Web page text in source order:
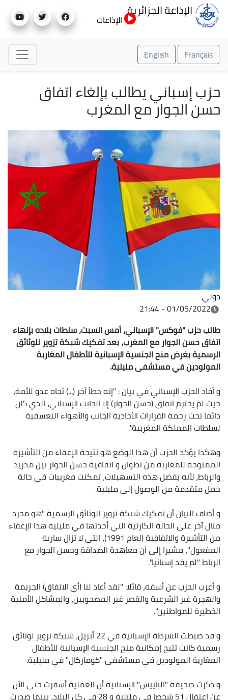
إلى
الإذاعة الجزائرية
الإذاعات
Français
English
حزب إسباني يطالب بإلغاء اتفاق
حسن الجوار مع المغرب
دولي
01/05/2022 - 21:44
طالب حزب "فوكس" الإسباني، أمس السبت، سلطات بلاده بإنهاء
اتفاق حسن الجوار مع المغرب، بعد تفكيك شبكة تزوير للوثائق
الرسمية بغرض منح الجنسية الإسبانية للأطفال المغاربة
المولودين في مستشفى مليلية.
و أفاد الحزب الإسباني في بيان : "إنه خطأ آخر (...) تجاه عدو للأمة،
حيث لم يحترم اتفاق (حسن الجوار) إلا الجانب الإسباني، الذي كان
دائما تحت رحمة القرارات الأحادية الجانب والأهواء التعسفية
لسلطات المملكة المغربية".
وهكذا يؤكد الحزب أن هذا الوضع هو نتيجة الإعفاء من التأشيرة
الممنوحة للمغاربة من تطوان و اتفاقية حسن الجوار بين مدريد
والرباط، لأنه بفضل هذه التسهيلات، تمكنت مغربيات في حالة
حمل متقدمة من الوصول إلى مليلية.
و أضاف البيان أن تفكيك شبكة تزوير الوثائق الرسمية "هو مجرد
مثال آخر على الحالة الكارثية التي أحدثها في مليلية هذا الإعفاء
من التأشيرة والاتفاقية (لعام 1991)، التي لا تزال سارية
المفعول"، مشيرا إلى أن معاهدة الصداقة وحسن الجوار مع
الرباط "لم يفد إسبانيا".
و أعرب الحزب عن أسفه، قائلا: "لقد أعاد لنا (أي الاتفاق) الجريمة
والهجرة غير الشرعية والقصر غير المصحوبين، والمشاكل الأمنية
الخطيرة للمواطنين".
و قد ضبطت الشرطة الإسبانية في 22 أبريل، شبكة تزوير لوثائق
رسمية كانت تتيح إمكانية منح الجنسية الإسبانية للأطفال
المغاربة المولودين في مستشفى "كوماركال" في مليلية.
و ذكرت صحيفة "الباييس" الإسبانية أن العملية أسفرت حتى الآن
عن اعتقال 51 شخصا في مليلية و 28 في كل البلاد، بينما صدرت